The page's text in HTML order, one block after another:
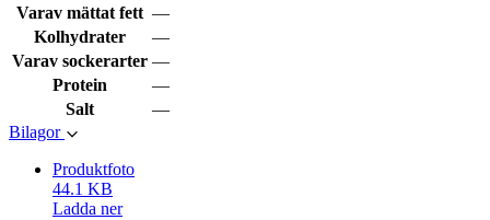
Varav mättat fett —
Kolhydrater
—
Varav sockerarter —
Protein
—
Salt
—
Bilagor
Produktfoto
44.1 KB
Ladda ner